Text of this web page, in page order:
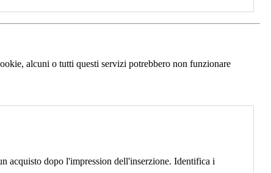
alcuni o tutti questi servizi potrebbero non funzionare
acquisto dopo l'impression dell'inserzione. Identifica i